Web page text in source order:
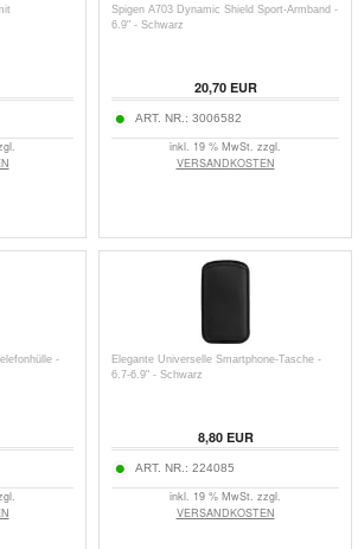
Spigen A703 Dynamic Shield Sport-Armband -
6.9" - Schwarz
20,70EUR
ART. NR.: 3006582
inkl. 19 % MwSt. zzgl.
VERSANDKOSTEN
-
Elegante Universelle Smartphone-Tasche -
6.7-6.9" - Schwarz
8,80EUR
ART. NR.: 224085
inkl. 19 % MwSt. zzgl.
VERSANDKOSTEN